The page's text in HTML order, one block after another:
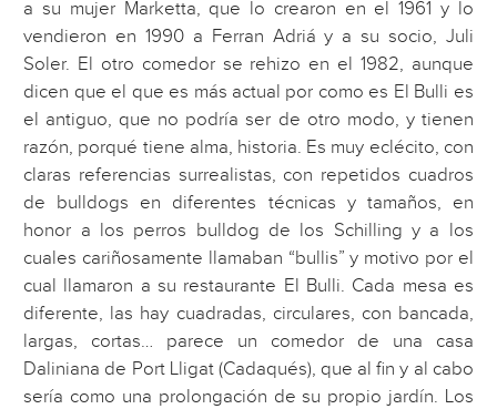
a su mujer Marketta, que lo crearon en el 1961 y lo
vendieron en 1990 a Ferran Adriá y a su socio, Juli
Soler. El otro comedor se rehizo en el 1982, aunque
dicen que el que es más actual por como es El Bulli es
el antiguo, que no podría ser de otro modo, y tienen
razón, porqué tiene alma, historia. Es muy eclécito, con
claras referencias surrealistas, con repetidos cuadros
de bulldogs en diferentes técnicas y tamaños, en
honor a los perros bulldog de los Schilling y a los
cuales cariñosamente llamaban “bullis” y motivo por el
cual llamaron a su restaurante El Bulli. Cada mesa es
diferente, las hay cuadradas, circulares, con bancada,
largas, cortas… parece un comedor de una casa
Daliniana de Port Lligat (Cadaqués), que al fin y al cabo
sería como una prolongación de su propio jardín. Los